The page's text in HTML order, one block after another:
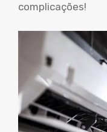
complicações!